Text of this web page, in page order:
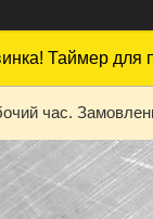
Таймер для
час.